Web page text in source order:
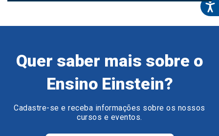
Quer saber mais sobre o
Ensino Einstein?
Cadastre-se e receba informações sobre os nossos
cursos e eventos.